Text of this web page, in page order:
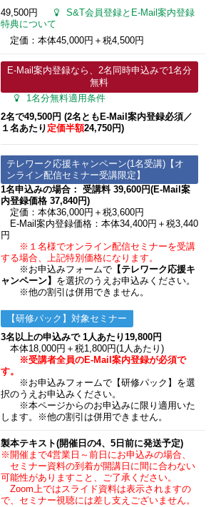
49,500円
S&T会員登録とE-Mail案内登録
特典について
定価：本体45,000円＋税4,500円
E-Mail案内登録なら、2名同時申込みで1名分
無料
1名分無料適用条件
2名で49,500円 (2名ともE-Mail案内登録必須​／
１名あたり 定価半額24,750円)
テレワーク応援キャンペーン(1名受講)【オ
ンライン配信セミナー受講限定】
1名申込みの場合： 受講料 39,600円(E-Mail案
内登録価格 37,840円)
定価：本体36,000円＋税3,600円
E-Mail案内登録価格：本体34,400円＋税3,440
円
※１名様でオンライン配信セミナーを受講
する場合、上記特別価格になります。
※お申込みフォームで【テレワーク応援キ
ャンペーン】
を選択のうえお申込みください。
※他の割引は併用できません。
【研修パック】対象セミナー
3名以上の申込みで 1人あたり19,800円
本体18,000円＋税1,800円(1人あたり)
※受講者全員のE-Mail案内登録が必須で
す。
※お申込みフォームで【研修パック】を選
択のうえお申込みください。
※本ページからのお申込みに限り適用いた
します。※他の割引は併用できません。
製本テキスト(開催日の4、5日前に発送予定)
※開催まで4営業日～前日にお申込みの場合、
セミナー資料の到着が開講日に間に合わない
可能性がありますこと、ご了承ください。
Zoom上ではスライド資料は表示されますの
で、セミナー視聴には差し支えございません。